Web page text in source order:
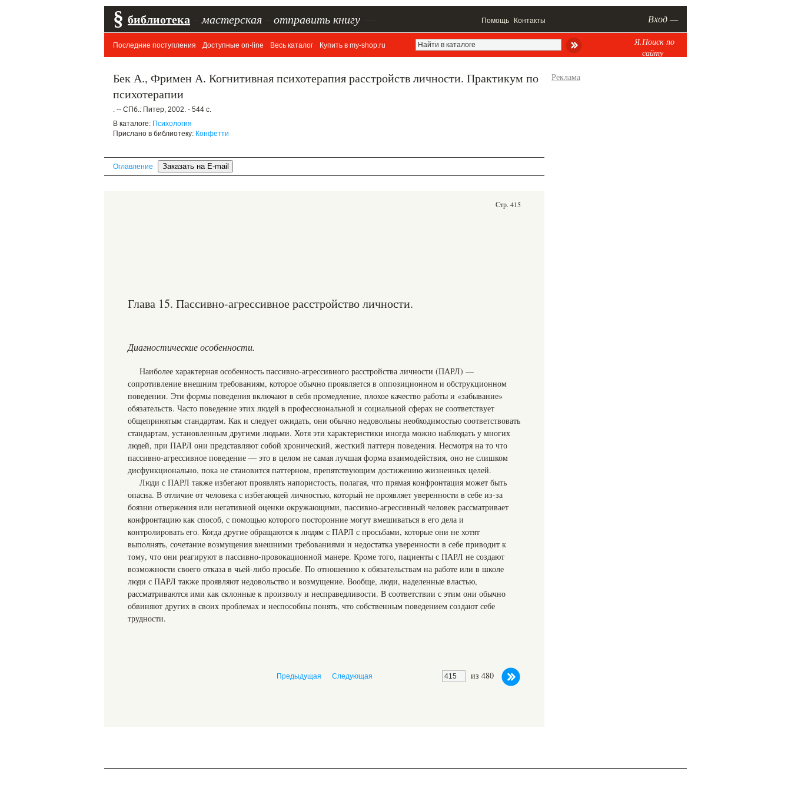
§ библиотека мастерская отправить книгу Помощь Контакты Вход —
Последние поступления Доступные on-line Весь каталог Купить в my-shop.ru
Я.Поиск по
сайту
Бек А., Фримен А. Когнитивная психотерапия расстройств личности. Практикум по
психотерапии
. -- СПб.: Питер, 2002. - 544 с.
В каталоге: Психология
Прислано в библиотеку: Конфетти
Оглавление
Стр. 415
Глава 15. Пассивно-агрессивное расстройство личности.
Диагностические особенности.
Наиболее характерная особенность пассивно-агрессивного расстройства личности (ПАРЛ) —
сопротивление внешним требованиям, которое обычно проявляется в оппозиционном и обструкционном
поведении. Эти формы поведения включают в себя промедление, плохое качество работы и «забывание»
обязательств. Часто поведение этих людей в профессиональной и социальной сферах не соответствует
общепринятым стандартам. Как и следует ожидать, они обычно недовольны необходимостью соответствовать
стандартам, установленным другими людьми. Хотя эти характеристики иногда можно наблюдать у многих
людей, при ПАРЛ они представляют собой хронический, жесткий паттерн поведения. Несмотря на то что
пассивно-агрессивное поведение — это в целом не самая лучшая форма взаимодействия, оно не слишком
дисфункционально, пока не становится паттерном, препятствующим достижению жизненных целей.
Люди с ПАРЛ также избегают проявлять напористость, полагая, что прямая конфронтация может быть
опасна. В отличие от человека с избегающей личностью, который не проявляет уверенности в себе из-за
боязни отвержения или негативной оценки окружающими, пассивно-агрессивный человек рассматривает
конфронтацию как способ, с помощью которого посторонние могут вмешиваться в его дела и
контролировать его. Когда другие обращаются к людям с ПАРЛ с просьбами, которые они не хотят
выполнять, сочетание возмущения внешними требованиями и недостатка уверенности в себе приводит к
тому, что они реагируют в пассивно-провокационной манере. Кроме того, пациенты с ПАРЛ не создают
возможности своего отказа в чьей-либо просьбе. По отношению к обязательствам на работе или в школе
люди с ПАРЛ также проявляют недовольство и возмущение. Вообще, люди, наделенные властью,
рассматриваются ими как склонные к произволу и несправедливости. В соответствии с этим они обычно
обвиняют других в своих проблемах и неспособны понять, что собственным поведением создают себе
трудности.
из 480
Предыдущая Следующая
Реклама